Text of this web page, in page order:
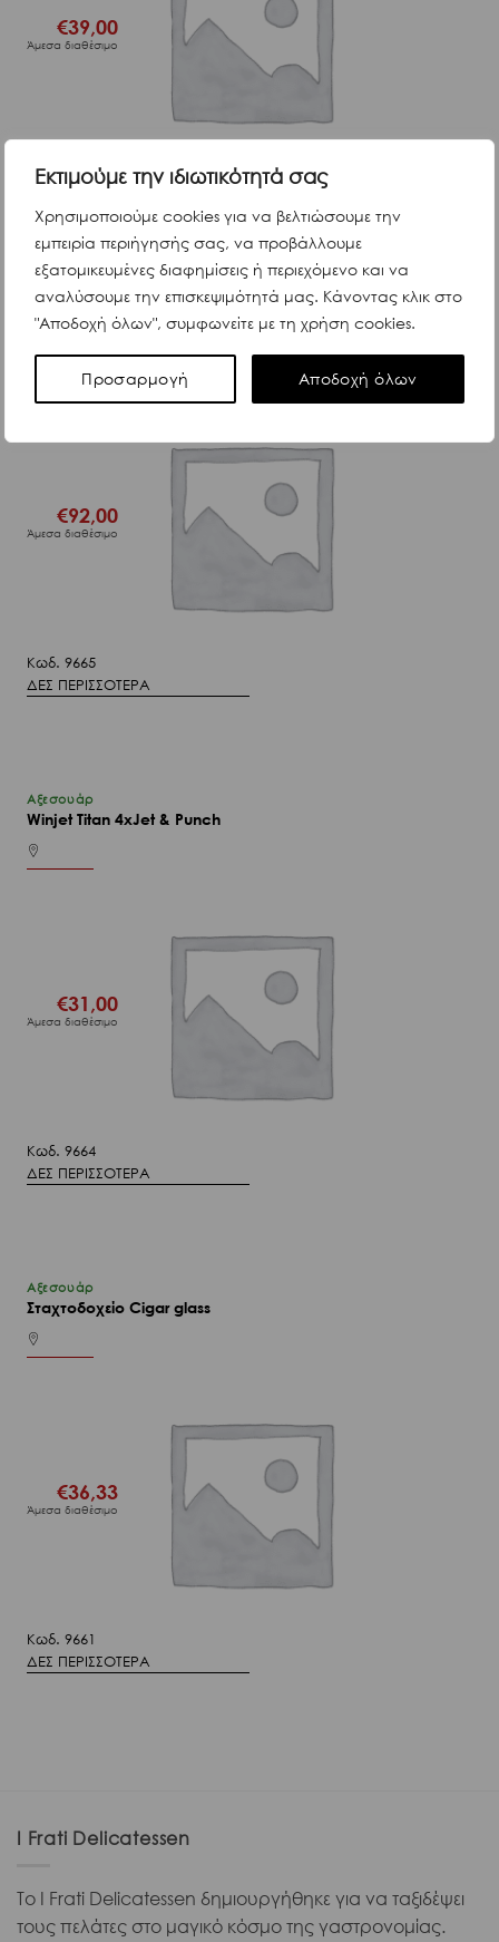
Εκτιμούμε την ιδιωτικότητά σας
Χρησιμοποιούμε cookies για να βελτιώσουμε την
εμπειρία περιήγησής σας, να προβάλλουμε
εξατομικευμένες διαφημίσεις ή περιεχόμενο και να
αναλύσουμε την επισκεψιμότητά μας. Κάνοντας κλικ στο
"Αποδοχή όλων", συμφωνείτε με τη χρήση cookies.
Προσαρμογή Αποδοχή όλων
Κωδ. 9660
€39,00
Άμεσα διαθέσιμο
Κωδ. 9665
ΔΕΣ ΠΕΡΙΣΣΟΤΕΡΑ
Firebird Humidor& Gift set
€92,00
Άμεσα διαθέσιμο
Κωδ. 9664
ΔΕΣ ΠΕΡΙΣΣΟΤΕΡΑ
Αξεσουάρ
Winjet Titan 4xJet & Punch
€31,00
Άμεσα διαθέσιμο
Κωδ. 9661
ΔΕΣ ΠΕΡΙΣΣΟΤΕΡΑ
Αξεσουάρ
Σταχτοδοχείο Cigar glass
€36,33
Άμεσα διαθέσιμο
I Frati Delicatessen
Το I Frati Delicatessen δημιουργήθηκε για να ταξιδέψει
τους πελάτες στο μαγικό κόσμο της γαστρονομίας.